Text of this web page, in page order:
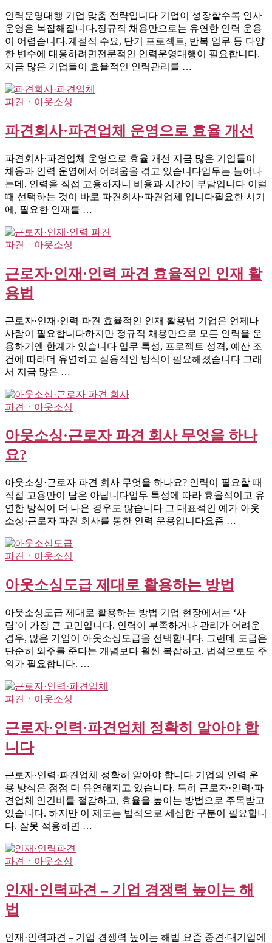
인력운영대행 기업 맞춤 전략입니다 기업이 성장할수록 인사
운영은 복잡해집니다.정규직 채용만으로는 유연한 인력 운용
이 어렵습니다.계절적 수요, 단기 프로젝트, 반복 업무 등 다양
한 변수에 대응하려면전문적인 인력운영대행이 필요합니다.
지금 많은 기업들이 효율적인 인력관리를 …
파견ㆍ아웃소싱
파견회사·파견업체 운영으로 효율 개선
파견회사·파견업체 운영으로 효율 개선 지금 많은 기업들이
채용과 인력 운영에서 어려움을 겪고 있습니다업무는 늘어나
는데, 인력을 직접 고용하자니 비용과 시간이 부담입니다 이럴
때 선택하는 것이 바로 파견회사·파견업체 입니다필요한 시기
에, 필요한 인재를 …
파견ㆍ아웃소싱
근로자·인재·인력 파견 효율적인 인재 활
용법
근로자·인재·인력 파견 효율적인 인재 활용법 기업은 언제나
사람이 필요합니다하지만 정규직 채용만으로 모든 인력을 운
용하기엔 한계가 있습니다 업무 특성, 프로젝트 성격, 예산 조
건에 따라더 유연하고 실용적인 방식이 필요해졌습니다 그래
서 지금 많은 …
파견ㆍ아웃소싱
아웃소싱·근로자 파견 회사 무엇을 하나
요?
아웃소싱·근로자 파견 회사 무엇을 하나요? 인력이 필요할 때
직접 고용만이 답은 아닙니다업무 특성에 따라 효율적이고 유
연한 방식이 더 나은 경우도 많습니다 그 대표적인 예가 아웃
소싱·근로자 파견 회사를 통한 인력 운용입니다요즘 …
파견ㆍ아웃소싱
아웃소싱도급 제대로 활용하는 방법
아웃소싱도급 제대로 활용하는 방법 기업 현장에서는 ‘사
람’이 가장 큰 고민입니다. 인력이 부족하거나 관리가 어려운
경우, 많은 기업이 아웃소싱도급을 선택합니다. 그런데 도급은
단순히 외주를 준다는 개념보다 훨씬 복잡하고, 법적으로도 주
의가 필요합니다. …
파견ㆍ아웃소싱
근로자·인력·파견업체 정확히 알아야 합
니다
근로자·인력·파견업체 정확히 알아야 합니다 기업의 인력 운
용 방식은 점점 더 유연해지고 있습니다. 특히 근로자·인력·파
견업체 인건비를 절감하고, 효율을 높이는 방법으로 주목받고
있습니다. 하지만 이 제도는 법적으로 세심한 구분이 필요합니
다. 잘못 적용하면 …
파견ㆍ아웃소싱
인재·인력파견 – 기업 경쟁력 높이는 해
법
인재·인력파견 – 기업 경쟁력 높이는 해법 요즘 중견·대기업에